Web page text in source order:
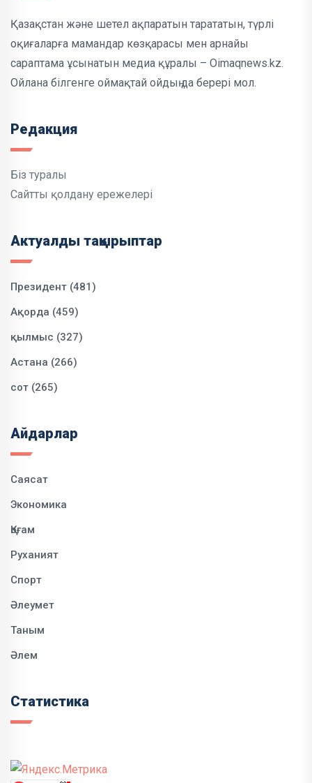
Қазақстан және шетел ақпаратын тарататын, түрлі
оқиғаларға мамандар көзқарасы мен арнайы
сараптама ұсынатын медиа құралы – Oimaqnews.kz.
Ойлана білгенге оймақтай ойдың да берері мол.
Редакция
Біз туралы
Сайтты қолдану ережелері
Актуалды тақырыптар
Президент (481)
Ақорда (459)
қылмыс (327)
Астана (266)
сот (265)
Айдарлар
Саясат
Экономика
Қоғам
Руханият
Спорт
Әлеумет
Таным
Әлем
Статистика